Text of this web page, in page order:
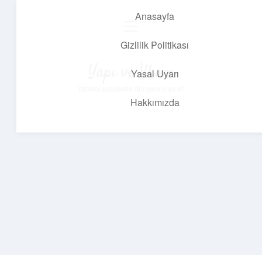
Anasayfa
Gizlilik Politikası
Yasal Uyarı
Hakkımızda
Yapı ve İlham